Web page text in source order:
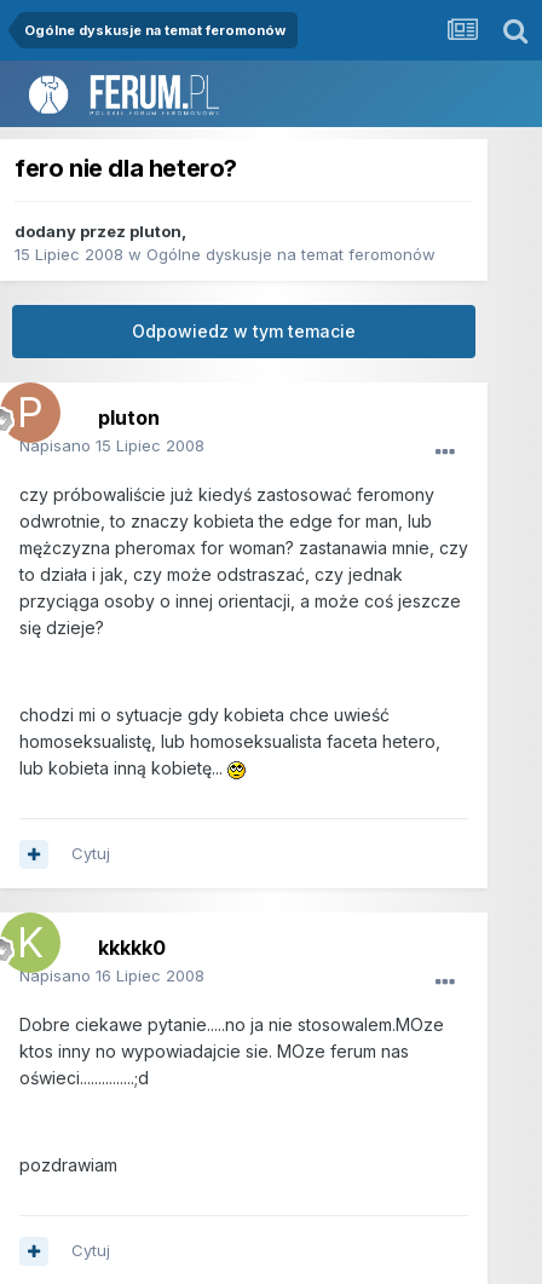
Ogólne dyskusje na temat feromonów
fero nie dla hetero?
dodany przez pluton,
15 Lipiec 2008 w Ogólne dyskusje na temat feromonów
Odpowiedz w tym temacie
pluton
Napisano 15 Lipiec 2008
czy próbowaliście już kiedyś zastosować feromony
odwrotnie, to znaczy kobieta the edge for man, lub
mężczyzna pheromax for woman? zastanawia mnie, czy
to działa i jak, czy może odstraszać, czy jednak
przyciąga osoby o innej orientacji, a może coś jeszcze
się dzieje?
chodzi mi o sytuacje gdy kobieta chce uwieść
homoseksualistę, lub homoseksualista faceta hetero,
lub kobieta inną kobietę...
Cytuj
kkkkk0
Napisano 16 Lipiec 2008
Dobre ciekawe pytanie.....no ja nie stosowalem.MOze
ktos inny no wypowiadajcie sie. MOze ferum nas
oświeci...............;d
pozdrawiam
Cytuj